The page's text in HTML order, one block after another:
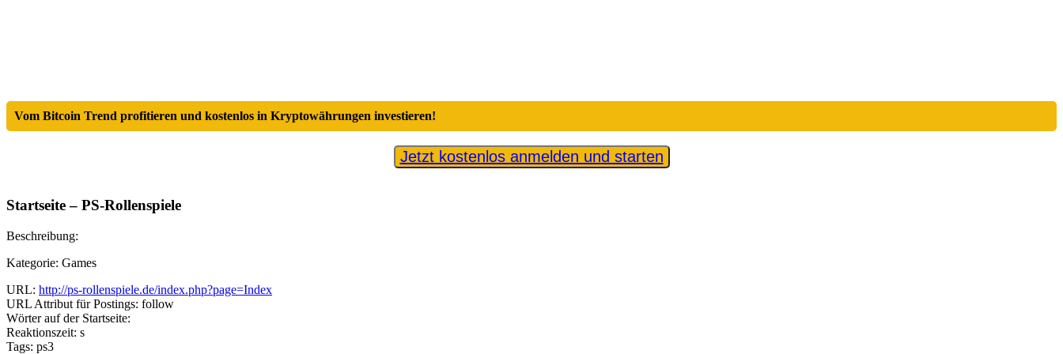
Vom Bitcoin Trend profitieren und kostenlos in Kryptowährungen investieren!
Jetzt kostenlos anmelden und starten
Startseite – PS-Rollenspiele
Beschreibung:
Kategorie: Games
URL: http://ps-rollenspiele.de/index.php?page=Index
URL Attribut für Postings: follow
Wörter auf der Startseite:
Reaktionszeit: s
Tags: ps3